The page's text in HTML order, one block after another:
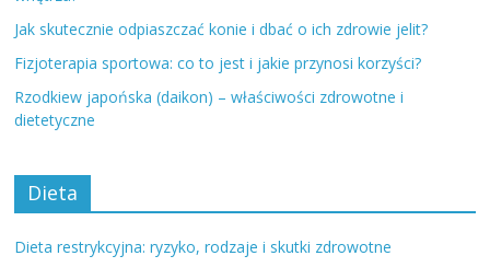
Jak skutecznie odpiaszczać konie i dbać o ich zdrowie jelit?
Fizjoterapia sportowa: co to jest i jakie przynosi korzyści?
Rzodkiew japońska (daikon) – właściwości zdrowotne i
dietetyczne
Dieta
Dieta restrykcyjna: ryzyko, rodzaje i skutki zdrowotne